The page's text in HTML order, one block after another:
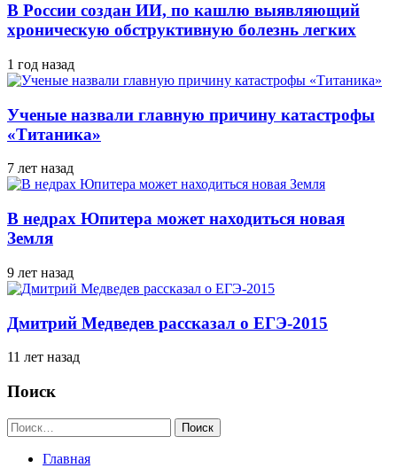
В России создан ИИ, по кашлю выявляющий
хроническую обструктивную болезнь легких
1 год назад
Ученые назвали главную причину катастрофы
«Титаника»
7 лет назад
В недрах Юпитера может находиться новая
Земля
9 лет назад
Дмитрий Медведев рассказал о ЕГЭ-2015
11 лет назад
Поиск
Найти:
Главная